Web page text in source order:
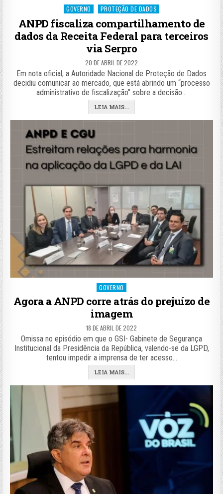
Posted
GOVERNO PROTEÇÃO DE DADOS
ANPD fiscaliza compartilhamento de
dados da Receita Federal para terceiros
via Serpro
20 DE ABRIL DE 2022
Em nota oficial, a Autoridade Nacional de Proteção de Dados
decidiu comunicar ao mercado, que está abrindo um “processo
administrativo de fiscalização” sobre a decisão…
LEIA MAIS...
Posted
GOVERNO
Agora a ANPD corre atrás do prejuízo de
imagem
18 DE ABRIL DE 2022
Omissa no episódio em que o GSI- Gabinete de Segurança
Institucional da Presidência da República, valendo-se da LGPD,
tentou impedir a imprensa de ter acesso…
LEIA MAIS...